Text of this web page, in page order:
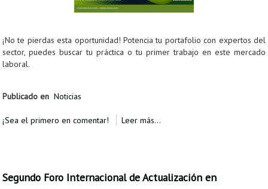
¡No te pierdas esta oportunidad! Potencia tu portafolio con expertos del
sector, puedes buscar tu práctica o tu primer trabajo en este mercado
laboral.
Publicado en Noticias
¡Sea el primero en comentar! Leer más...
Segundo Foro Internacional de Actualización en